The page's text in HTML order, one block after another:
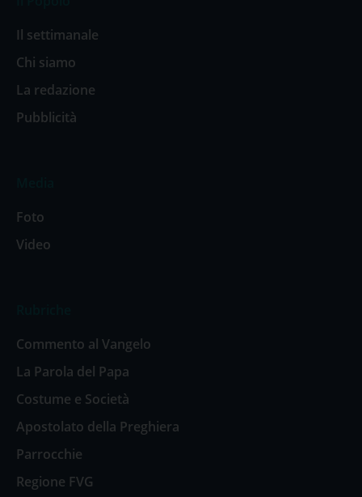
Il settimanale
Chi siamo
La redazione
Pubblicità
Foto
Video
Commento al Vangelo
La Parola del Papa
Costume e Società
Apostolato della Preghiera
Parrocchie
Regione FVG